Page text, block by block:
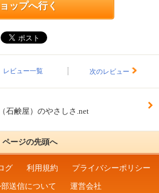
ップへ行く
レビュー一覧 次のレビュー
石鹸屋）のやさしさ.net
ページの先頭へ
グ 利用規約
プライバシーポリシー
送信について
運営会社